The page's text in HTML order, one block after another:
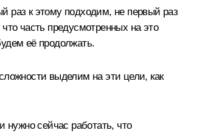
раз к этому подходим, не первый раз
часть предусмотренных на это
её продолжать.
выделим на эти цели, как
сейчас работать, что